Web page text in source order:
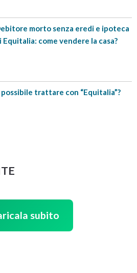
morto senza eredi e ipoteca
Equitalia: come vendere la casa?
possibile trattare con “Equitalia”?
subito